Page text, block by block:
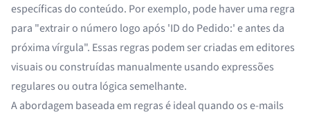
específicas do conteúdo. Por exemplo, pode haver uma regra
para "extrair o número logo após 'ID do Pedido:' e antes da
próxima vírgula". Essas regras podem ser criadas em editores
visuais ou construídas manualmente usando expressões
regulares ou outra lógica semelhante.
A abordagem baseada em regras é ideal quando os e-mails